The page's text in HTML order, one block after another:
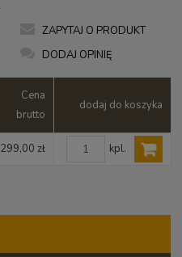
ZAPYTAJ O PRODUKT
DODAJ OPINIĘ
Cena
brutto
dodaj do koszyka
299,00 zł kpl.